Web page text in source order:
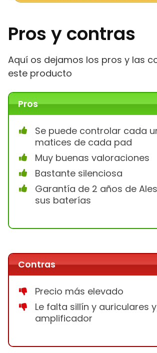
Pros y contras
Aquí os dejamos los pros y las
este producto
Pros
Se puede controlar cada
matices de cada pad
Muy buenas valoraciones
Bastante silenciosa
Garantía de 2 años de
sus baterías
Contras
Precio más elevado
Le falta sillín y auriculares
amplificador